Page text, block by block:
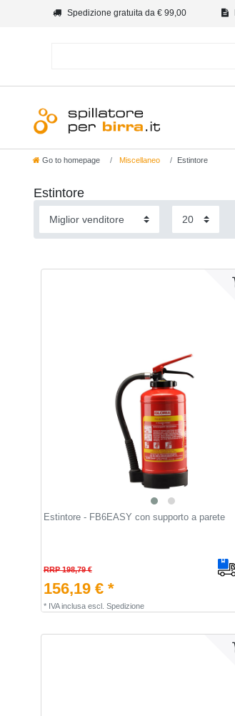
Spedizione gratuita da € 99,00
Go to homepage Miscellaneo Estintore
Estintore
Estintore - FB6EASY con supporto a parete
RRP 198,79 €
156,19 € *
* IVA inclusaescl. Spedizione